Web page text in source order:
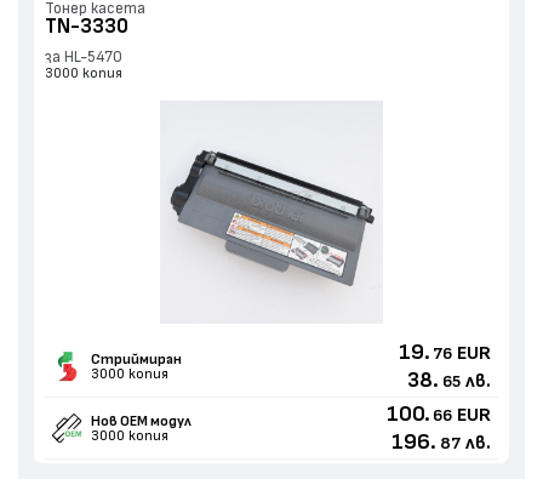
Тонер касета
TN-3330
за HL-5470
3000 копия
Стриймиран
3000 копия
19. 76 EUR
38. 65 лв.
Нов ОЕМ модул
3000 копия
100. 66 EUR
196. 87 лв.